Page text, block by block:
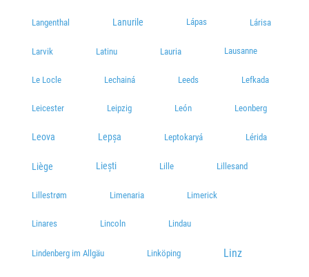
Langenthal Lanurile Lápas Lárisa
Larvik Latinu Lauria Lausanne
Le Locle Lechainá Leeds Lefkada
Leicester Leipzig León Leonberg
Leova Lepșa Leptokaryá Lérida
Liège Liești Lille Lillesand
Lillestrøm Limenaria Limerick
Linares Lincoln Lindau
Lindenberg im Allgäu Linköping Linz